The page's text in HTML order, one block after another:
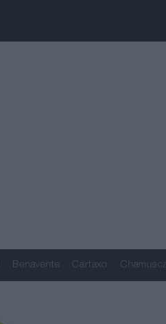
Benavente Cartaxo